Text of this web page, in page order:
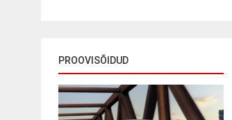
PROOVISÕIDUD